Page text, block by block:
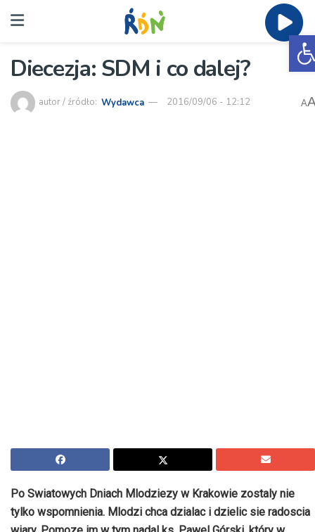
Diecezja: SDM i co dalej?
autor / źródło: Wydawca 2016/09/06 - 12:12 A
Po Swiatowych Dniach Mlodziezy w Krakowie zostaly nie
tylko wspomnienia. Mlodzi chca dzialac i dzielic sie radoscia